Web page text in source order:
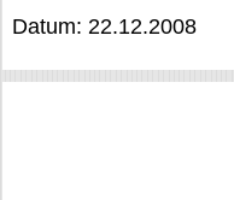
Datum: 22.12.2008